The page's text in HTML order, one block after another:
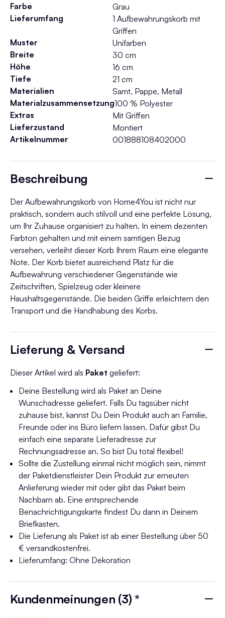
Farbe
Grau
Lieferumfang
1 Aufbewahrungskorb mit
Griffen
Muster
Unifarben
Breite
30 cm
Höhe
16 cm
Tiefe
21 cm
Materialien
Samt, Pappe, Metall
Materialzusammensetzung100 % Polyester
Extras
Mit Griffen
Lieferzustand
Montiert
Artikelnummer
001888108402000
Beschreibung
Der Aufbewahrungskorb von Home4You ist nicht nur
praktisch, sondern auch stilvoll und eine perfekte Lösung,
um Ihr Zuhause organisiert zu halten. In einem dezenten
Farbton gehalten und mit einem samtigen Bezug
versehen, verleiht dieser Korb Ihrem Raum eine elegante
Note. Der Korb bietet ausreichend Platz für die
Aufbewahrung verschiedener Gegenstände wie
Zeitschriften, Spielzeug oder kleinere
Haushaltsgegenstände. Die beiden Griffe erleichtern den
Transport und die Handhabung des Korbs.
Lieferung & Versand
Dieser Artikel wird als Paket geliefert:
Deine Bestellung wird als Paket an Deine
Wunschadresse geliefert. Falls Du tagsüber nicht
zuhause bist, kannst Du Dein Produkt auch an Familie,
Freunde oder ins Büro liefern lassen. Dafür gibst Du
einfach eine separate Lieferadresse zur
Rechnungsadresse an. So bist Du total flexibel!
Sollte die Zustellung einmal nicht möglich sein, nimmt
der Paketdienstleister Dein Produkt zur erneuten
Anlieferung wieder mit oder gibt das Paket beim
Nachbarn ab. Eine entsprechende
Benachrichtigungskarte findest Du dann in Deinem
Briefkasten.
Die Lieferung als Paket ist ab einer Bestellung über 50
€ versandkostenfrei.
Lieferumfang: Ohne Dekoration
Kundenmeinungen (3) *